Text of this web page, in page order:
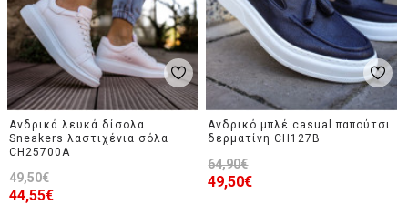
Ανδρικά λευκά δίσολα
Sneakers λαστιχένια σόλα
CH25700A
44,55€
49,50€
Ανδρικό μπλέ casual παπούτσι
δερματίνη CH127B
49,50€
64,90€